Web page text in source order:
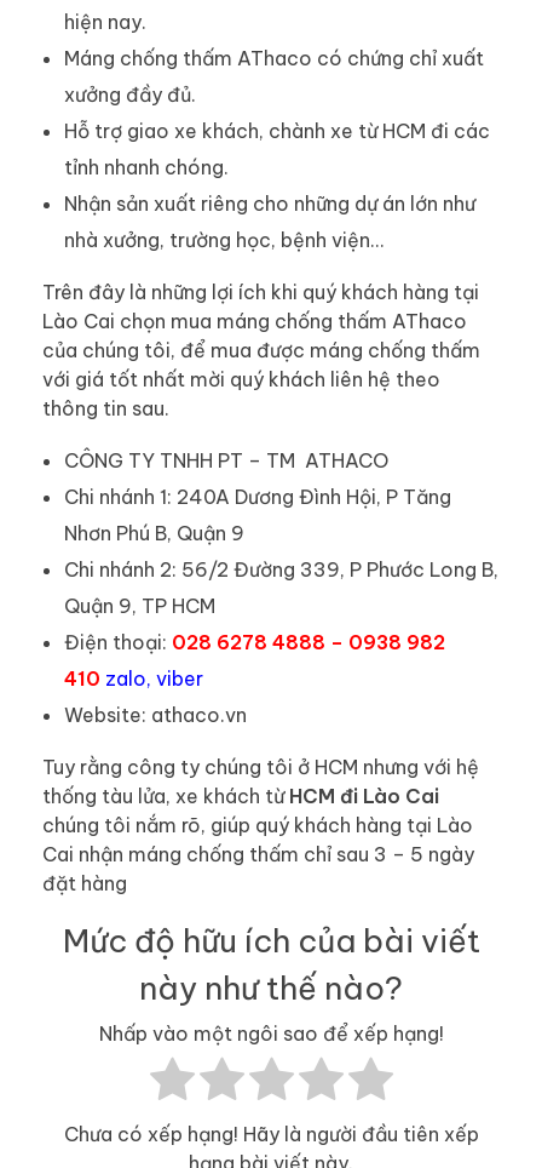
hiện nay.
Máng chống thấm AThaco có chứng chỉ xuất
xưởng đầy đủ.
Hỗ trợ giao xe khách, chành xe từ HCM đi các
tỉnh nhanh chóng.
Nhận sản xuất riêng cho những dự án lớn như
nhà xưởng, trường học, bệnh viện…
Trên đây là những lợi ích khi quý khách hàng tại
Lào Cai chọn mua máng chống thấm AThaco
của chúng tôi, để mua được máng chống thấm
với giá tốt nhất mời quý khách liên hệ theo
thông tin sau.
CÔNG TY TNHH PT – TM ATHACO
Chi nhánh 1: 240A Dương Đình Hội, P Tăng
Nhơn Phú B, Quận 9
Chi nhánh 2: 56/2 Đường 339, P Phước Long B,
Quận 9, TP HCM
Điện thoại: 028 6278 4888 – 0938 982
410 zalo, viber
Website: athaco.vn
Tuy rằng công ty chúng tôi ở HCM nhưng với hệ
thống tàu lửa, xe khách từ HCM đi Lào Cai
chúng tôi nắm rõ, giúp quý khách hàng tại Lào
Cai nhận máng chống thấm chỉ sau 3 – 5 ngày
đặt hàng
Mức độ hữu ích của bài viết
này như thế nào?
Nhấp vào một ngôi sao để xếp hạng!
Chưa có xếp hạng! Hãy là người đầu tiên xếp
hạng bài viết này.